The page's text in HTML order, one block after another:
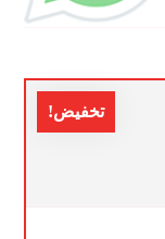
تخفيض!